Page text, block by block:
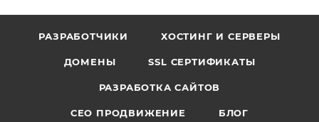
РАЗРАБОТЧИКИ ХОСТИНГ И СЕРВЕРЫ
ДОМЕНЫ SSL СЕРТИФИКАТЫ
РАЗРАБОТКА САЙТОВ
СЕО ПРОДВИЖЕНИЕ БЛОГ